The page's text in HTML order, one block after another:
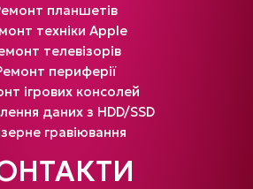
планшетів
техніки Apple
телевізорів
периферії
ігрових консолей
даних з HDD/SSD
гравіювання